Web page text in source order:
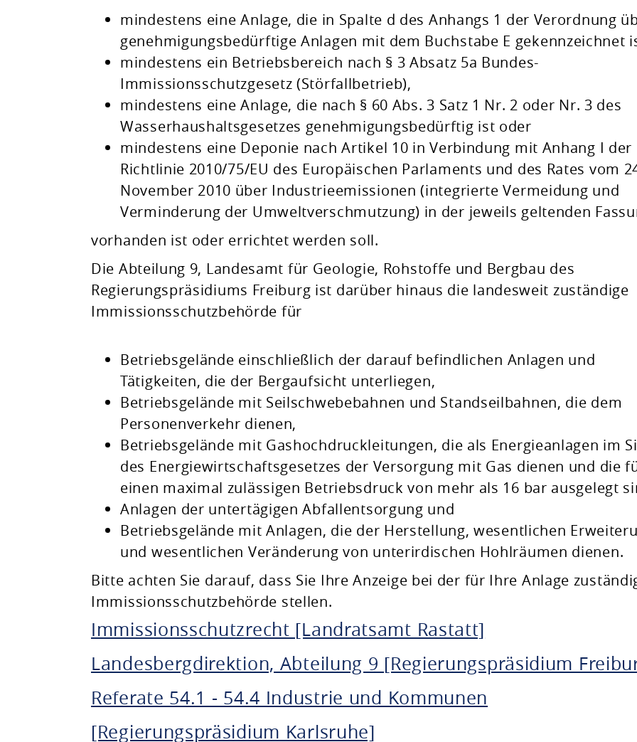
mindestens eine Anlage, die in Spalte d des Anhangs 1 der Verordnung
genehmigungsbedürftige Anlagen mit dem Buchstabe E gekennzeichnet
mindestens ein Betriebsbereich nach § 3 Absatz 5a Bundes-
Immissionsschutzgesetz (Störfallbetrieb),
mindestens eine Anlage, die nach § 60 Abs. 3 Satz 1 Nr. 2 oder Nr. 3 des
Wasserhaushaltsgesetzes genehmigungsbedürftig ist oder
mindestens eine Deponie nach Artikel 10 in Verbindung mit Anhang I der
Richtlinie 2010/75/EU des Europäischen Parlaments und des Rates vom
November 2010 über Industrieemissionen (integrierte Vermeidung und
Verminderung der Umweltverschmutzung) in der jeweils geltenden
vorhanden ist oder errichtet werden soll.
Die Abteilung 9, Landesamt für Geologie, Rohstoffe und Bergbau des
Regierungspräsidiums Freiburg ist darüber hinaus die landesweit zuständige
Immissionsschutzbehörde für
Betriebsgelände einschließlich der darauf befindlichen Anlagen und
Tätigkeiten, die der Bergaufsicht unterliegen,
Betriebsgelände mit Seilschwebebahnen und Standseilbahnen, die dem
Personenverkehr dienen,
Betriebsgelände mit Gashochdruckleitungen, die als Energieanlagen im
des Energiewirtschaftsgesetzes der Versorgung mit Gas dienen und die
einen maximal zulässigen Betriebsdruck von mehr als 16 bar ausgelegt
Anlagen der untertägigen Abfallentsorgung und
Betriebsgelände mit Anlagen, die der Herstellung, wesentlichen
und wesentlichen Veränderung von unterirdischen Hohlräumen dienen.
Bitte achten Sie darauf, dass Sie Ihre Anzeige bei der für Ihre Anlage
Immissionsschutzbehörde stellen.
Immissionsschutzrecht [Landratsamt Rastatt]
Landesbergdirektion, Abteilung 9 [Regierungspräsidium
Referate 54.1 - 54.4 Industrie und Kommunen
[Regierungspräsidium Karlsruhe]